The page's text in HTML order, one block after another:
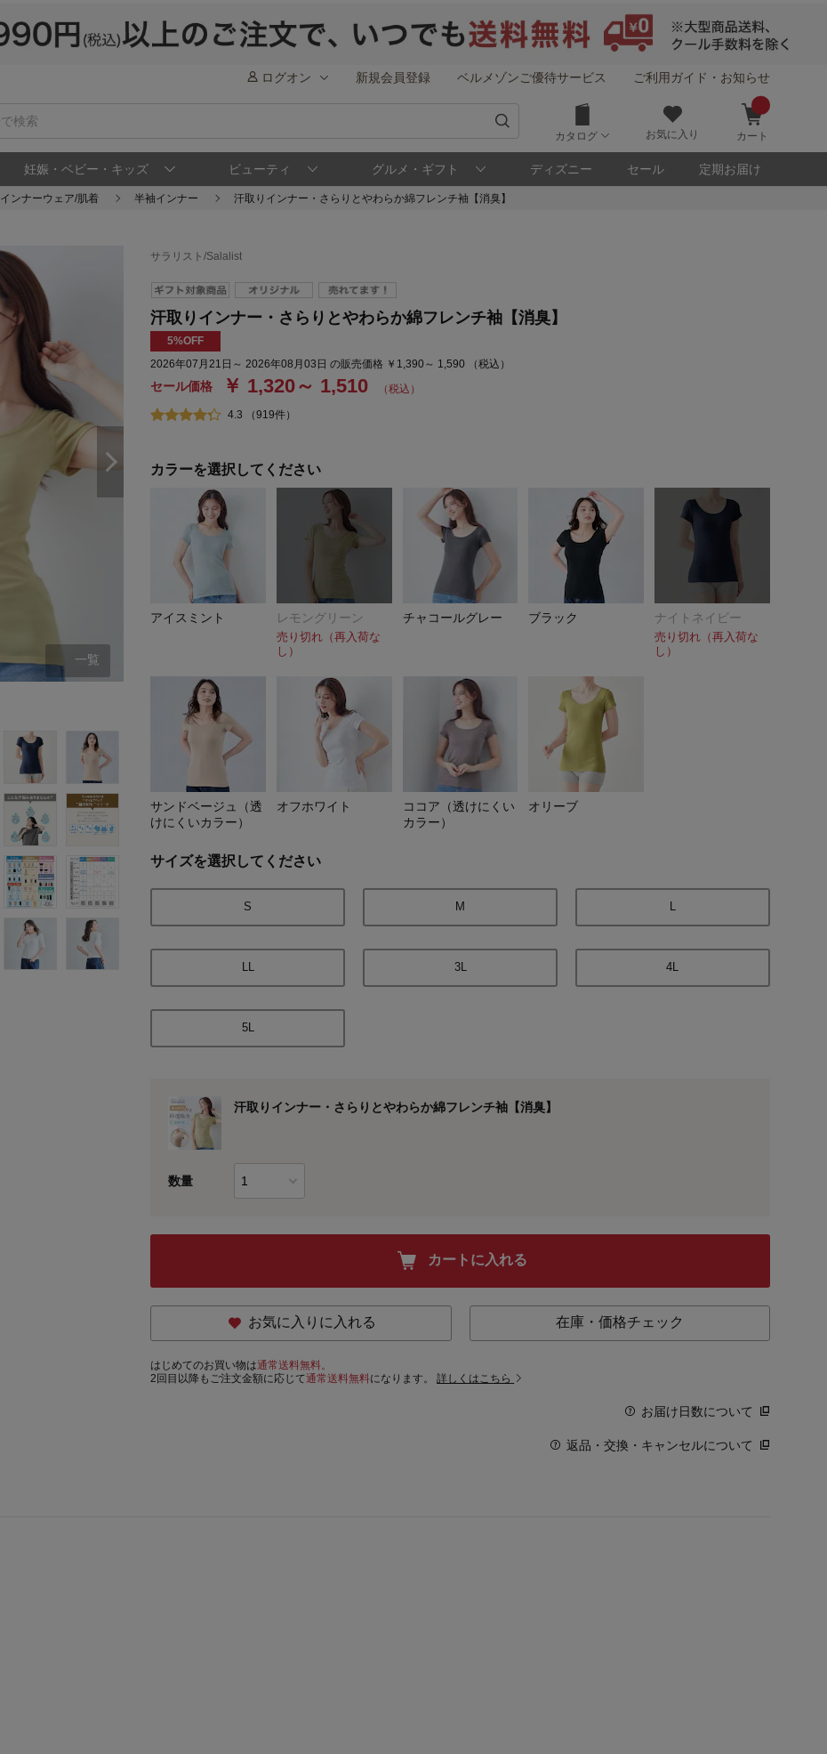
ログオン 新規会員登録 ベルメゾンご優待サービス ご利用ガイド・お知らせ
カタログ お気に入り カート
妊娠・ベビー・キッズ ビューティ グルメ・ギフト ディズニー セール 定期お届け
インナーウェア/肌着 半袖インナー 汗取りインナー・さらりとやわらか綿フレンチ袖【消臭】
アイスミント
一覧
サラリスト/Salalist
汗取りインナー・さらりとやわらか綿フレンチ袖【消臭】
5%OFF
2026年07月21日～ 2026年08月03日 の販売価格 ￥1,390～ 1,590 （税込）
セール価格 ￥ 1,320～ 1,510 （税込）
4.3 （919件）
カラーを選択してください
アイスミント レモングリーン
売り切れ（再入荷な
し）
チャコールグレー ブラック ナイトネイビー
売り切れ（再入荷な
し）
サンドベージュ（透
けにくいカラー）
オフホワイト
ココア（透けにくい
カラー）
オリーブ
サイズを選択してください
S M L
LL 3L 4L
5L
汗取りインナー・さらりとやわらか綿フレンチ袖【消臭】
数量
カートに入れる
お気に入りに入れる 在庫・価格チェック
はじめてのお買い物は通常送料無料。
2回目以降もご注文金額に応じて通常送料無料になります。詳しくはこちら
お届け日数について
返品・交換・キャンセルについて